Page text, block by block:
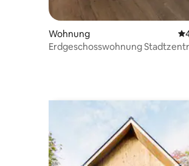
Wohnung
Erdgeschosswohnung